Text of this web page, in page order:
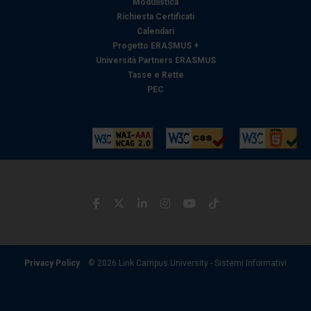
raccolto dal suo utilizzo dei loro servizi.
Modulistica
Richiesta Certificati
Calendari
Progetto ERASMUS +
Università Partners ERASMUS
Tasse e Rette
PEC
Privacy Policy © 2026 Link Campus University - Sistemi Informativi